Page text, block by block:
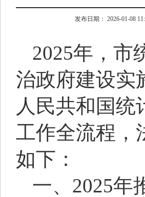
发布日期： 2026-01-08
2025年，市
治政府建设实
人民共和国
工作全流程，
如下：
一、2025年